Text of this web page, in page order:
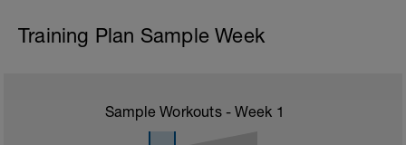
Training Plan Sample Week
Sample Workouts - Week 1